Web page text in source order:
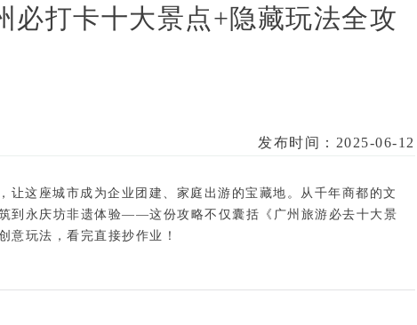
必打卡十大景点+隐藏玩法全攻
发布时间：2025-06-12
让这座城市成为企业团建、家庭出游的宝藏地 。从千年商都的文
到永庆坊非遗体验——这份攻略不仅囊括《广州旅游必去十大景
意玩法，看完直接抄作业！